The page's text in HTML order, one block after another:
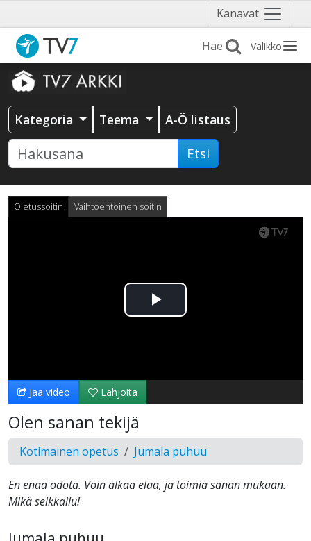
Kanavat Näytä
valikko
Valikko
Kategoria Teema A-Ö listaus
Etsi
Oletussoitin Vaihtoehtoinen soitin
Toista
Jaa video Lahjoita
Olen sanan tekijä
Kotimainen opetus Jumala puhuu
En enää odota. Voin alkaa elää, ja toimia sanan mukaan.
Mikä seikkailu!